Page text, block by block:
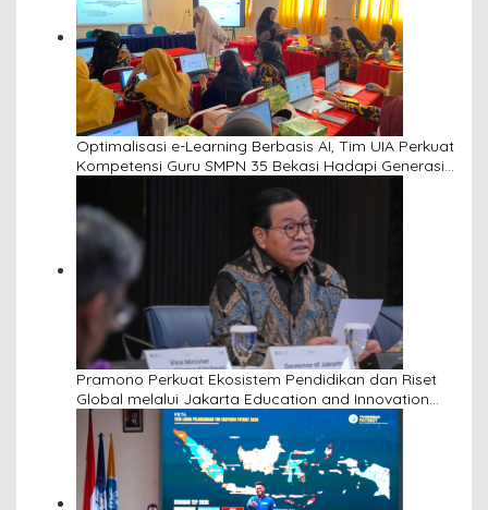
Optimalisasi e-Learning Berbasis AI, Tim UIA Perkuat
Kompetensi Guru SMPN 35 Bekasi Hadapi Generasi
Pramono Perkuat Ekosistem Pendidikan dan Riset
Global melalui Jakarta Education and Innovation
Center